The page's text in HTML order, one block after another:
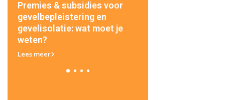
Premies & subsidies voor
gevelbepleistering en
gevelisolatie: wat moet je
weten?
Lees meer